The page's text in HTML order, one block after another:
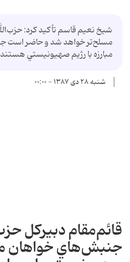
شيخ نعيم قاسم تأكيد كرد:
مسلح‌تر خواهد شد و حاضر است
مبارزه با رژيم صهيونيستي
شنبه ۲۸ دی ۱۳۸۷ - ۰۰:۰۰
قائم‌مقام دبيركل
جنبش‌هاي خواهان